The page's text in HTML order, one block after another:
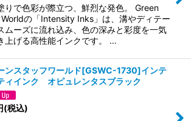
りで色彩が際立つ、鮮烈な発色。 Green
の「Intensity Inks」は、溝やディテー
ムーズに流れ込み、色の深みと彩度を一気
上げる高性能インクです。 …
ンスタッフワールド[GSWC-1730]インテ
ィインク オピュレンタスブラック
(税込)